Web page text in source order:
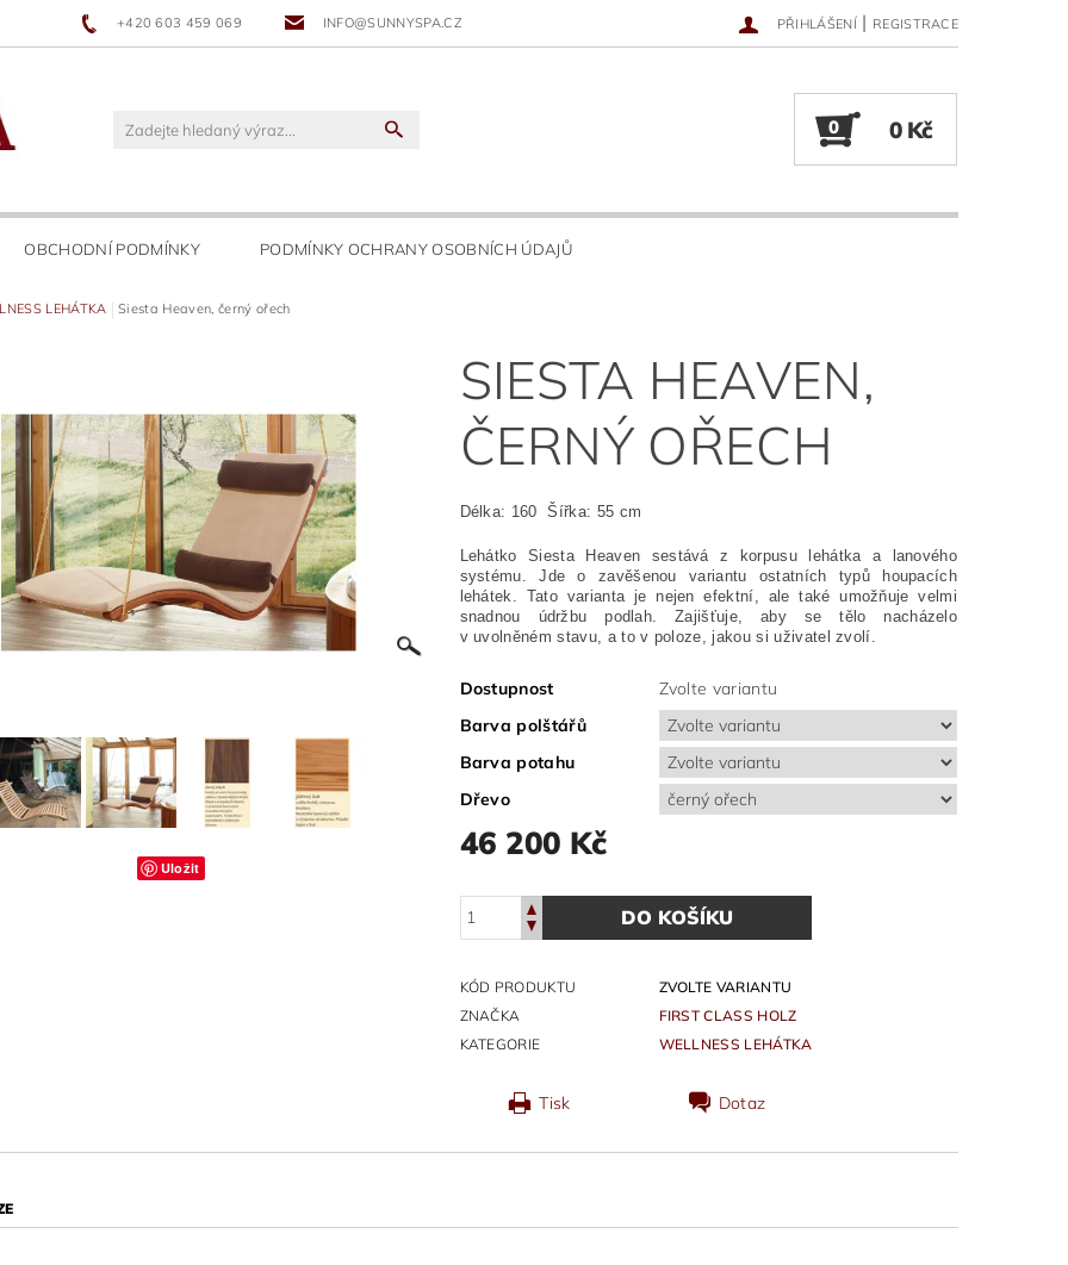
+420 603 459 069 INFO@SUNNYSPA.CZ PŘIHLÁŠENÍ | REGISTRACE
0 0 Kč
OBCHODNÍ PODMÍNKY PODMÍNKY OCHRANY OSOBNÍCH ÚDAJŮ
LEHÁTKA Siesta Heaven, černý ořech
Uložit
SIESTA HEAVEN,
ČERNÝ OŘECH
Délka: 160 Šířka: 55 cm
Lehátko Siesta Heaven sestává z korpusu lehátka a lanového
systému. Jde o zavěšenou variantu ostatních typů houpacích
lehátek. Tato varianta je nejen efektní, ale také umožňuje velmi
snadnou údržbu podlah. Zajišťuje, aby se tělo nacházelo
v uvolněném stavu, a to v poloze, jakou si uživatel zvolí.
Dostupnost
Zvolte variantu
Barva polštářů
Barva potahu
Dřevo
46 200 Kč
KÓD PRODUKTU
ZVOLTE VARIANTU
ZNAČKA
FIRST CLASS HOLZ
KATEGORIE
WELLNESS LEHÁTKA
Tisk Dotaz